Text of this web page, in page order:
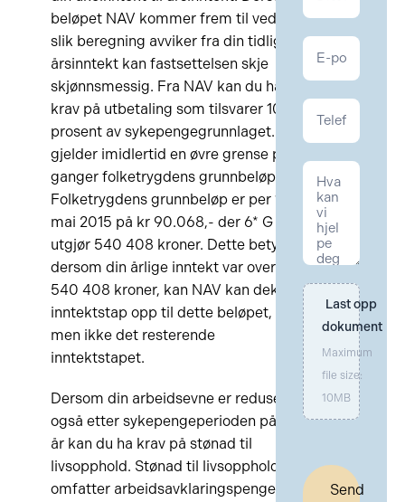
beløpet NAV kommer frem til ved en
slik beregning avviker fra din tidligere
årsinntekt kan fastsettelsen skje
skjønnsmessig. Fra NAV kan du ha
krav på utbetaling som tilsvarer 100
prosent av sykepengegrunnlaget. Det
gjelder imidlertid en øvre grense på 6
ganger folketrygdens grunnbeløp.
Folketrygdens grunnbeløp er per 1.
mai 2015 på kr 90.068,- der 6* G
utgjør 540 408 kroner. Dette betyr at
dersom din årlige inntekt var over
540 408 kroner, kan NAV kan dekke
inntektstap opp til dette beløpet,
men ikke det resterende
inntektstapet.
Dersom din arbeidsevne er redusert
også etter sykepengeperioden på ett
år kan du ha krav på stønad til
livsopphold. Stønad til livsopphold
omfatter arbeidsavklaringspenger og
Last opp
dokument
Maximum
file size:
10MB
Send